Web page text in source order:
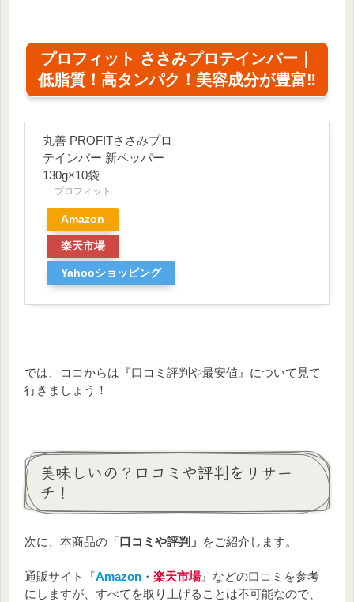
プロフィット ささみプロテインバー｜
低脂質！高タンパク！美容成分が豊富‼
丸善 PROFITささみプロ
テインバー 新ペッパー
130g×10袋
プロフィット
Amazon
楽天市場
Yahooショッピング
では、ココからは『口コミ評判や最安値』について見て
行きましょう！
美味しいの？口コミや評判をリサー
チ！
次に、本商品の 「口コミや評判」 をご紹介します。
通販サイト『Amazon ・ 楽天市場』などの口コミを参考
にしますが、すべてを取り上げることは不可能なので、